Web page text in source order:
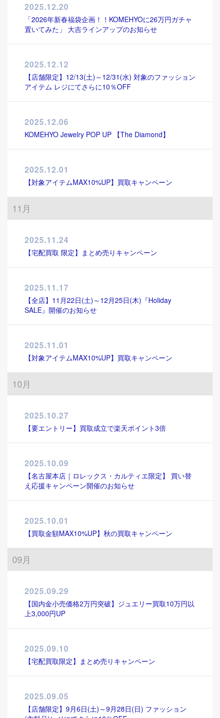
2025.12.20
「2026年新春福袋企画！！KOMEHYOに26万円ガチャ
置いてみた」 大吉ラインアップのお知らせ
2025.12.12
【店舗限定】12/13(土)～12/31(水) 対象のファッション
アイテム レジにてさらに10％OFF
2025.12.06
KOMEHYO Jewelry POP UP 【The Diamond】
2025.12.01
【対象アイテムMAX10%UP】買取キャンペーン
11月
2025.11.24
【宅配買取 限定】まとめ売りキャンペーン
2025.11.17
【全店】11月22日(土)～12月25日(木)『Holiday
SALE』開催のお知らせ
2025.11.01
【対象アイテムMAX10%UP】買取キャンペーン
10月
2025.10.27
【要エントリー】買取成立で楽天ポイント3倍
2025.10.09
【名古屋本店｜ロレックス・カルティエ限定】 買い替
え応援キャンペーン開催のお知らせ
2025.10.01
【買取金額MAX10%UP】秋の買取キャンペーン
09月
2025.09.29
【国内金小売価格2万円突破】ジュエリー買取10万円以
上3,000円UP
2025.09.10
【宅配買取限定】まとめ売りキャンペーン
2025.09.05
【店舗限定】9月6日(土)～9月28日(日) ファッション